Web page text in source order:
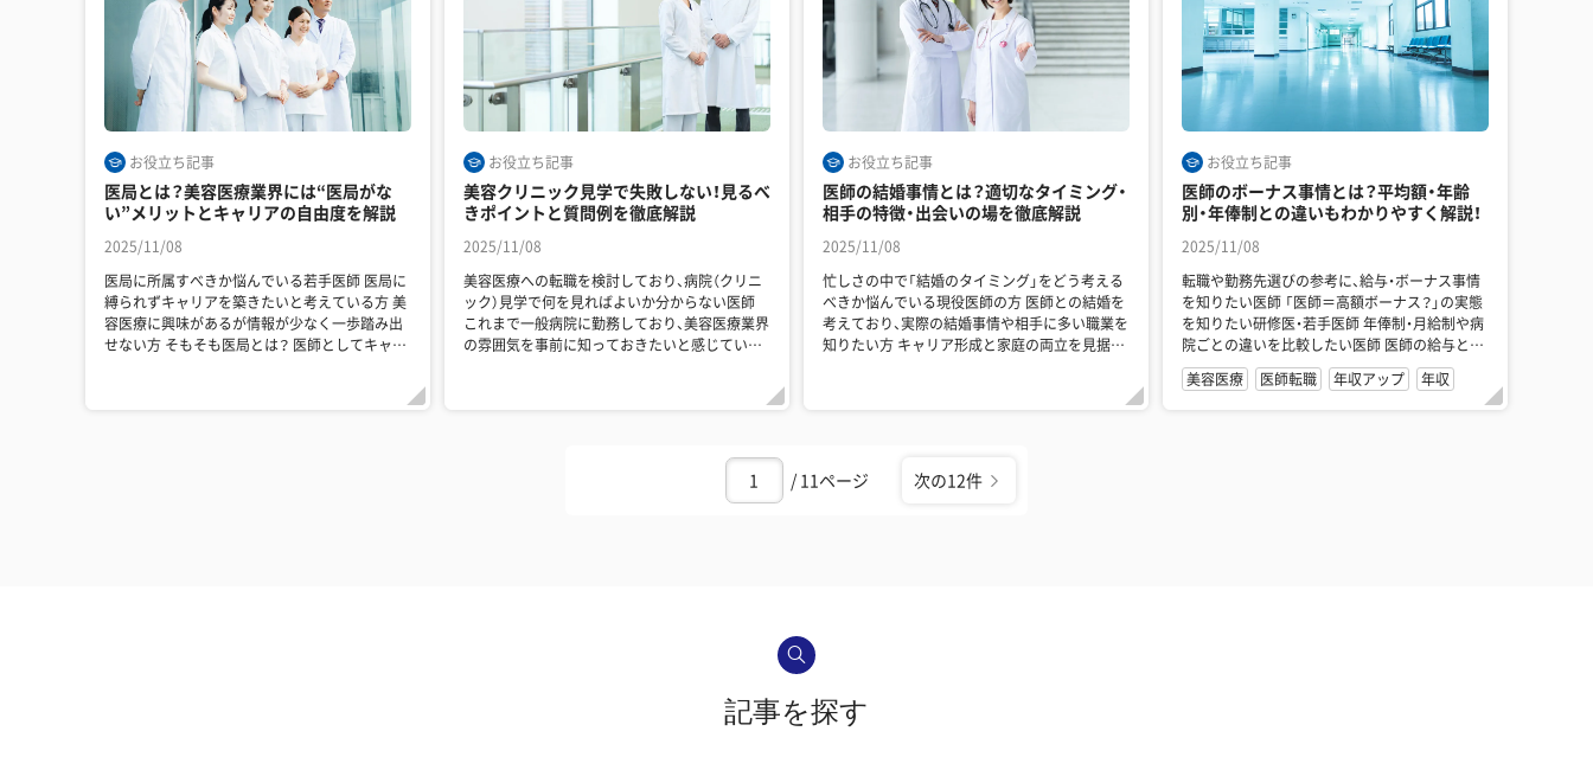
お役立ち記事
医局とは？美容医療業界には“医局がな
い”メリットとキャリアの自由度を解説
2025/11/08
医局に所属すべきか悩んでいる若手医師 医局に
縛られずキャリアを築きたいと考えている方 美
容医療に興味があるが情報が少なく一歩踏み出
せない方 そもそも医局とは？ 医師としてキャリ
お役立ち記事
美容クリニック見学で失敗しない！見るべ
きポイントと質問例を徹底解説
2025/11/08
美容医療への転職を検討しており、病院（クリニ
ック）見学で何を見ればよいか分からない医師
これまで一般病院に勤務しており、美容医療業界
の雰囲気を事前に知っておきたいと感じている
お役立ち記事
医師の結婚事情とは？適切なタイミング・
相手の特徴・出会いの場を徹底解説
2025/11/08
忙しさの中で「結婚のタイミング」をどう考える
べきか悩んでいる現役医師の方 医師との結婚を
考えており、実際の結婚事情や相手に多い職業を
知りたい方 キャリア形成と家庭の両立を見据
お役立ち記事
医師のボーナス事情とは？平均額・年齢
別・年俸制との違いもわかりやすく解説！
2025/11/08
転職や勤務先選びの参考に、給与・ボーナス事情
を知りたい医師 「医師＝高額ボーナス？」の実態
を知りたい研修医・若手医師 年俸制・月給制や病
院ごとの違いを比較したい医師 医師の給与とボ
ーナ...
美容医療 医師転職 年収アップ 年収
/ 11ページ 次の12件
記事を探す